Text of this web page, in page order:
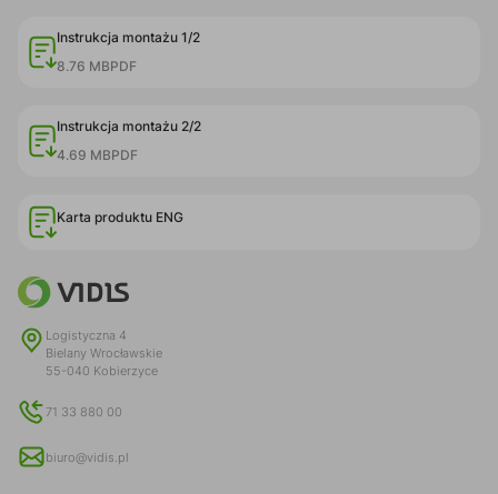
Instrukcja montażu 1/2
8.76 MBPDF
Instrukcja montażu 2/2
4.69 MBPDF
Karta produktu ENG
Logistyczna 4
Bielany Wrocławskie
55-040 Kobierzyce
71 33 880 00
biuro@vidis.pl